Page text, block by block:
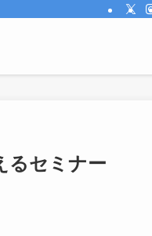
るセミナー